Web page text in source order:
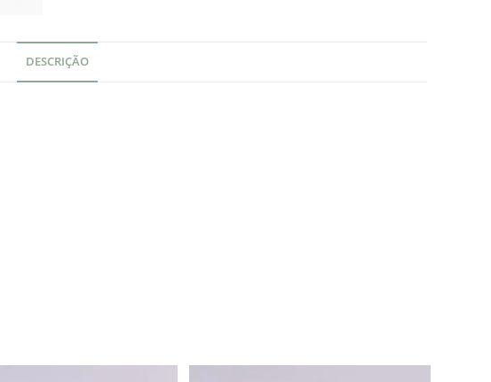
DESCRIÇÃO